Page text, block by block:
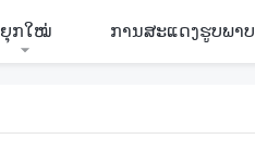
ຍຸກໃໝ່ ການສະແດງຮູບພາບ